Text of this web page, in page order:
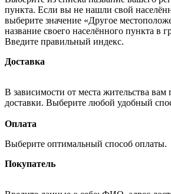
пункта. Если вы не нашли свой
выберите значение «Другое
название своего населённого пункта в
Введите правильный индекс.
Доставка
В зависимости от места жительства
доставки. Выберите любой удобный
Оплата
Выберите оптимальный способ оплаты.
Покупатель